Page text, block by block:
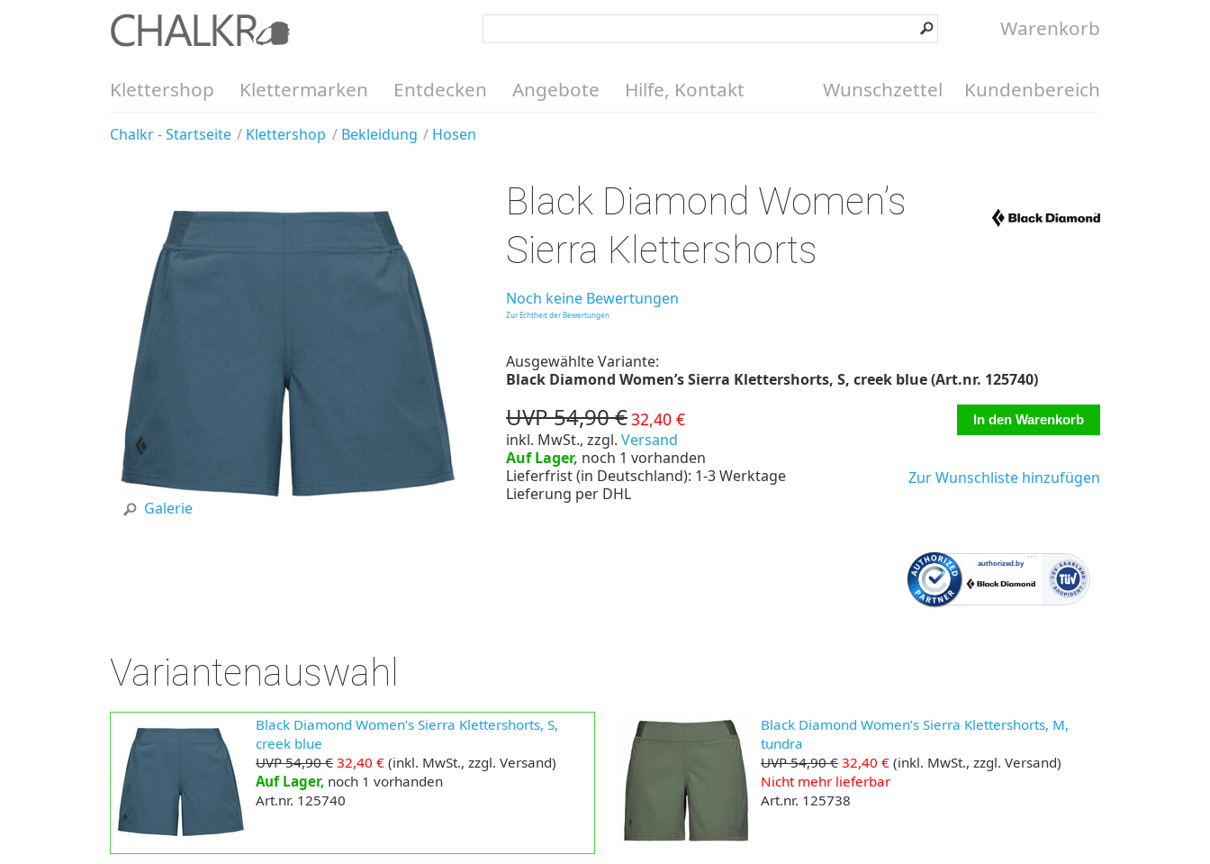
Warenkorb
Klettershop Klettermarken Entdecken Angebote Hilfe, Kontakt Kundenbereich
Wunschzettel
Chalkr - Startseite Klettershop Bekleidung Hosen
Galerie
Black Diamond Women’s
Sierra Klettershorts
Noch keine Bewertungen
Zur Echtheit der Bewertungen
Ausgewählte Variante:
Black Diamond Women’s Sierra Klettershorts, S, creek blue (Art.nr. 125740)
UVP 54,90 €32,40 €
inkl. MwSt., zzgl. Versand
Auf Lager, noch 1 vorhanden
Lieferfrist (in Deutschland): 1-3 Werktage
Lieferung per DHL
Zur Wunschliste hinzufügen
Variantenauswahl
Black Diamond Women’s Sierra Klettershorts, S,
creek blue
UVP 54,90 € 32,40 € (inkl. MwSt., zzgl. Versand)
Auf Lager, noch 1 vorhanden
Art.nr. 125740
Black Diamond Women’s Sierra Klettershorts, M,
tundra
UVP 54,90 € 32,40 € (inkl. MwSt., zzgl. Versand)
Nicht mehr lieferbar
Art.nr. 125738